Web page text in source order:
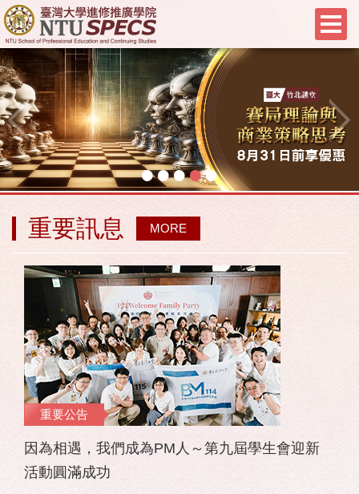
•••••
重要訊息 MORE
重要公告
因為相遇，我們成為PM人～第九屆學生會迎新
活動圓滿成功